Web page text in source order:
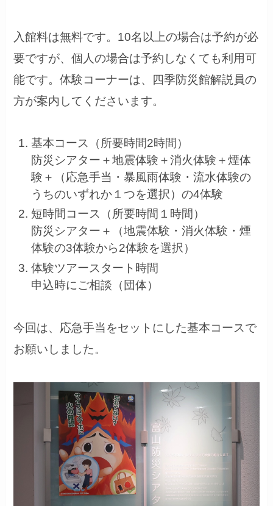
入館料は無料です。10名以上の場合は予約が必
要ですが、個人の場合は予約しなくても利用可
能です。体験コーナーは、四季防災館解説員の
方が案内してくださいます。
基本コース（所要時間2時間）
防災シアター＋地震体験＋消火体験＋煙体
験＋（応急手当・暴風雨体験・流水体験の
うちのいずれか１つを選択）の4体験
短時間コース（所要時間１時間）
防災シアター＋（地震体験・消火体験・煙
体験の3体験から2体験を選択）
体験ツアースタート時間
申込時にご相談（団体）
今回は、応急手当をセットにした基本コースで
お願いしました。